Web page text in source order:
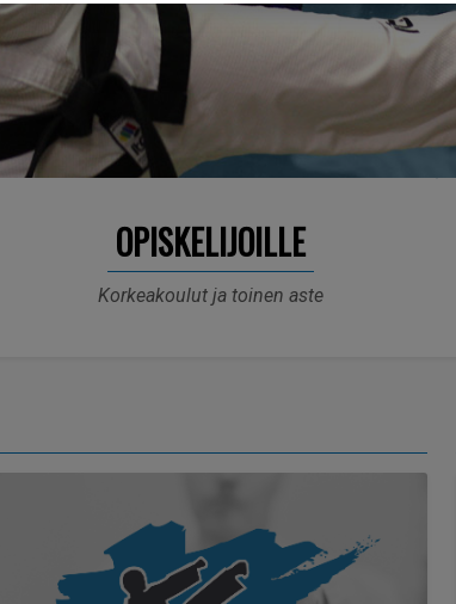
OPISKELIJOILLE
Korkeakoulut ja toinen aste